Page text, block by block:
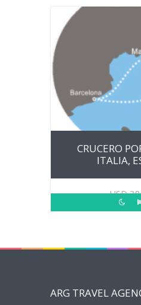
CRUCERO
ITALIA,
USD
ARG TRAVEL